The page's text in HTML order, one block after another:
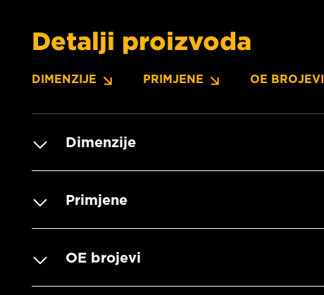
Detalji proizvoda
DIMENZIJE PRIMJENE OE BROJEVI
Dimenzije
Primjene
OE brojevi